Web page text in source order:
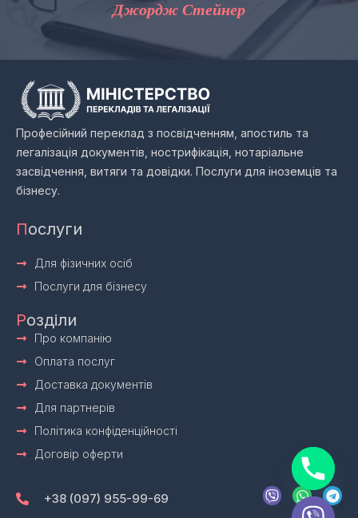
Джордж Стейнер
Професійний переклад з посвідченням, апостиль та
легалізація документів, нострифікація, нотаріальне
засвідчення, витяги та довідки. Послуги для іноземців та
бізнесу.
Послуги
Для фізичних осіб
Послуги для бізнесу
Розділи
Про компанію
Оплата послуг
Доставка документів
Для партнерів
Політика конфіденційності
Договір оферти
+38 (097) 955-99-69
V
i
W
h
a
T
e
l